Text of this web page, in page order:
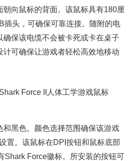
朝向鼠标的背面。该鼠标具有180厘
插头，可确保可靠连接。随附的电
保该电缆不会被卡死或卡在桌子
计可确保让游戏者轻松高效地移动
和黑色。颜色选择范围确保该游戏
置。该鼠标在DPI按钮和鼠标底部
Shark Force徽标。所安装的按钮可